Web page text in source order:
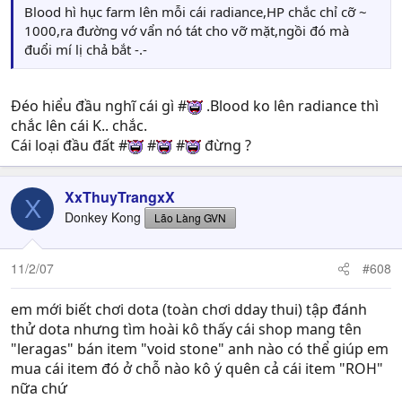
Blood hì hục farm lên mỗi cái radiance,HP chắc chỉ cỡ ~
1000,ra đường vớ vẩn nó tát cho vỡ mặt,ngồi đó mà
đuổi mí lị chả bắt -.-
Đéo hiểu đầu nghĩ cái gì #
.Blood ko lên radiance thì
chắc lên cái K.. chắc.
Cái loại đầu đất #
# # đừng ?
X XxThuyTrangxX
Donkey Kong Lão Làng GVN
11/2/07 #608
em mới biết chơi dota (toàn chơi dday thui) tập đánh
thử dota nhưng tìm hoài kô thấy cái shop mang tên
"leragas" bán item "void stone" anh nào có thể giúp em
mua cái item đó ở chỗ nào kô ý quên cả cái item "ROH"
nữa chứ